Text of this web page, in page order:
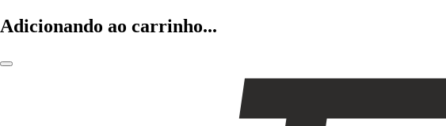
Adicionando ao carrinho...